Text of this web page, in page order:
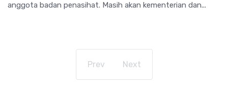
anggota badan penasihat. Masih akan kementerian dan...
Prev Next